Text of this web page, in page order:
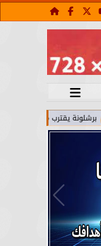
من استعادة جواو كانسيلو